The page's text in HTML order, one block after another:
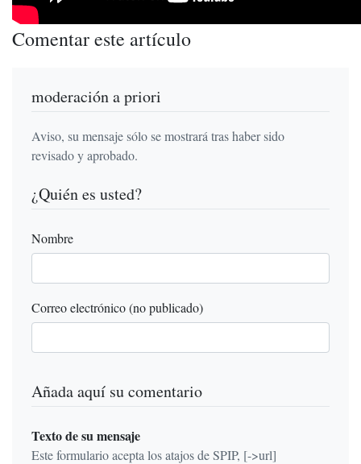
Comentar este artículo
moderación a priori
Aviso, su mensaje sólo se mostrará tras haber sido
revisado y aprobado.
¿Quién es usted?
Nombre
Correo electrónico (no publicado)
Añada aquí su comentario
Texto de su mensaje
Este formulario acepta los atajos de SPIP, [->url]